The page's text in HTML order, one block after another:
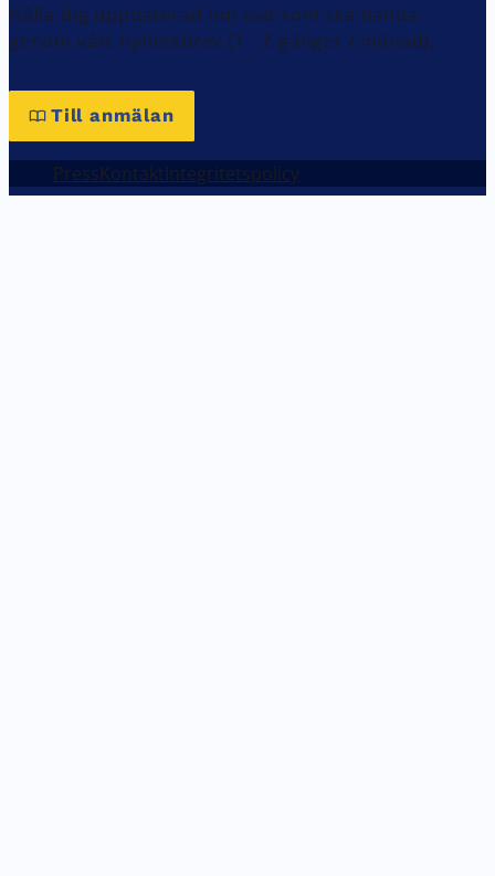
Hålla dig uppdaterad om vad som ska hända
genom vårt nyhetsbrev (1 - 2 gånger / månad).
Till anmälan
PressKontaktIntegritetspolicy